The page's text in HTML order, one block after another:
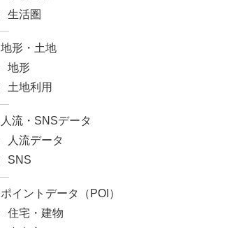
生活圏
地形・土地
地形
土地利用
人流・SNSデータ
人流データ
SNS
ポイントデータ（POI）
住宅・建物